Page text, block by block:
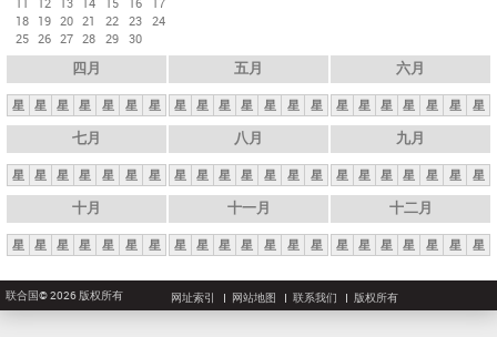
18 19 20 21 22 23 24
25 26 27 28 29 30
四月
星 星 星 星 星 星 星
五月
星 星 星 星 星 星 星
六月
星 星 星 星 星 星 星
七月
星 星 星 星 星 星 星
八月
星 星 星 星 星 星 星
九月
星 星 星 星 星 星 星
十月
星 星 星 星 星 星 星
十一月
星 星 星 星 星 星 星
十二月
星 星 星 星 星 星 星
联合国© 2026 版权所有 网址索引 网站地图 联系我们 版权所有